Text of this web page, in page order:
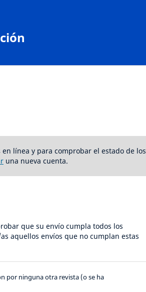
línea y para comprobar el estado de los
una nueva cuenta.
que su envío cumpla todos los
aquellos envíos que no cumplan estas
por ninguna otra revista (o se ha